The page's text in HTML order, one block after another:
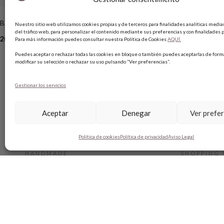
Nuestro sitio web utilizamos cookies propias y de terceros para finalidades analíticas
del tráfico web, para personalizar el contenido mediante sus preferencias y con finalidades
Para más información puedes consultar nuestra Política de CookiesAQUÍ.
Puedes aceptar o rechazar todas las cookies en bloque o también puedes aceptarlas de
modificar su selección o rechazar su uso pulsando “Ver preferencias”.
Gestionar los servicios
Aceptar Denegar Ver
Política de cookiesPolítica de privacidadAviso Legal
BAILARINA MY MOM PUNK
205,00€
CESTA NAVY
129,00
HANDMADE SHOPPING